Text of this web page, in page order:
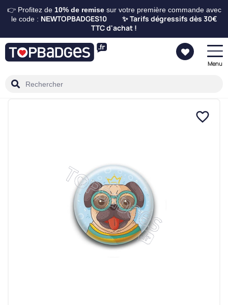
👉 Profitez de 10% de remisesur votre première commande avec
le code : NEWTOPBADGES10 ✨ Tarifs dégressifs dès 30€
TTC d'achat !
Menu
favorite_border